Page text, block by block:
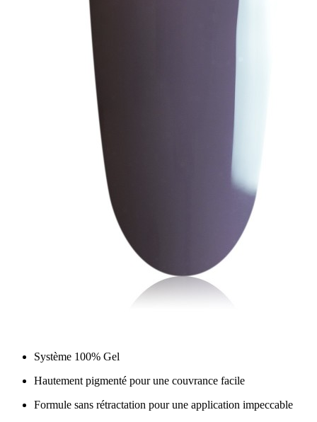
Système 100% Gel
Hautement pigmenté pour une couvrance facile
Formule sans rétractation pour une application impeccable